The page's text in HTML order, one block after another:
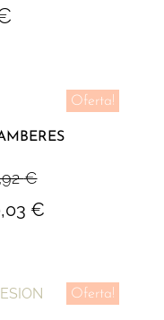
Oferta!
€
€
Oferta!